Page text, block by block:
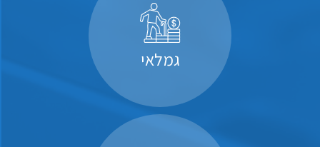
גמלאי